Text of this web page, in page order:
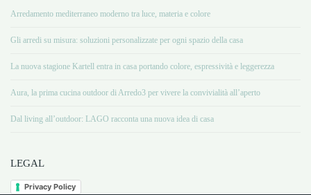
Arredamento mediterraneo moderno tra luce, materia e colore
Gli arredi su misura: soluzioni personalizzate per ogni spazio della casa
La nuova stagione Kartell entra in casa portando colore, espressività e leggerezza
Aura, la prima cucina outdoor di Arredo3 per vivere la convivialità all’aperto
Dal living all’outdoor: LAGO racconta una nuova idea di casa
LEGAL
Privacy Policy